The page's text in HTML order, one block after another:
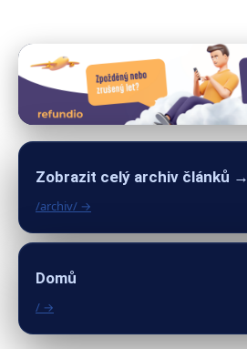
Zobrazit celý archiv článků →
/archiv/ →
Domů
/ →